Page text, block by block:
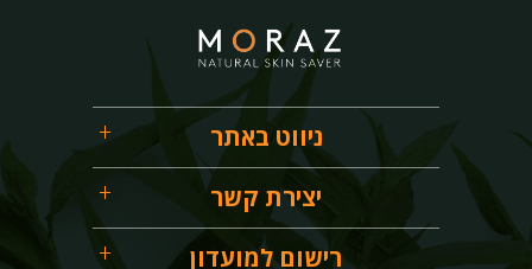
ניווט באתר
יצירת קשר
רישום למועדון